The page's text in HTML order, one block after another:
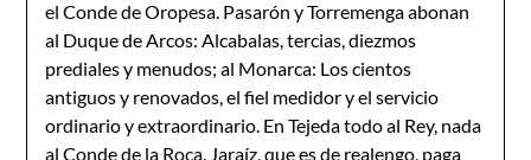
el Conde de Oropesa. Pasarón y Torremenga abonan
al Duque de Arcos: Alcabalas, tercias, diezmos
prediales y menudos; al Monarca: Los cientos
antiguos y renovados, el fiel medidor y el servicio
ordinario y extraordinario. En Tejeda todo al Rey, nada
al Conde de la Roca. Jaraíz, que es de realengo, paga